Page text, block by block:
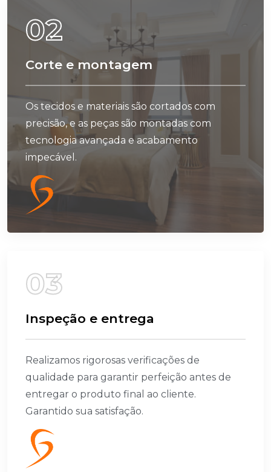
02
Corte e montagem
Os tecidos e materiais são cortados com
precisão, e as peças são montadas com
tecnologia avançada e acabamento
impecável.
03
Inspeção e entrega
Realizamos rigorosas verificações de
qualidade para garantir perfeição antes de
entregar o produto final ao cliente.
Garantido sua satisfação.